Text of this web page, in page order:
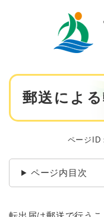
本
郵送によ
ページID
ページ内目次